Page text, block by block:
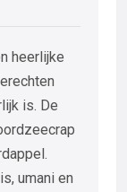
heerlijke
is. De
umani en